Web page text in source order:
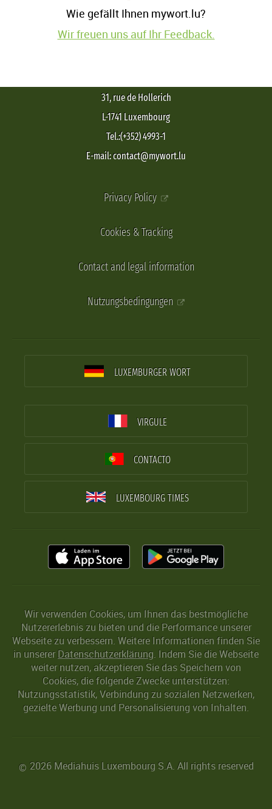
Wie gefällt Ihnen mywort.lu?
Wir freuen uns auf Ihr Feedback.
31, rue de Hollerich
L-1741 Luxembourg
Tel.:(+352) 4993-1
E-mail: contact@mywort.lu
Privacy Policy
Cookies & Tracking
Contact and legal information
Nutzungsbedingungen
LUXEMBURGER WORT
VIRGULE
CONTACTO
LUXEMBOURG TIMES
Wir verwenden Cookies, um Ihnen das bestmögliche
Nutzererlebnis zu bieten und die Performance unserer
Webseite zu verbessern. Weitere Informationen finden Sie
in unserer Datenschutzerklärung. Indem Sie die Webseite
weiter nutzen, akzeptieren Sie das Speichern von
Cookies, die folgende Zwecke unterstützen:
Nutzungsstatistik, Verbindung zu sozialen Netzwerken,
gezielte Werbung und Personalisierung von Inhalten.
© 2026 Mediahuis Luxembourg S.A. All rights reserved